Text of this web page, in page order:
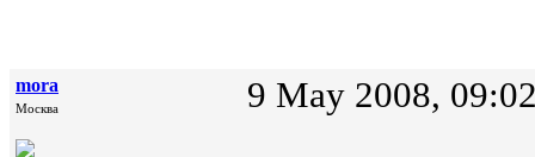
mora
Москва 9 May 2008,